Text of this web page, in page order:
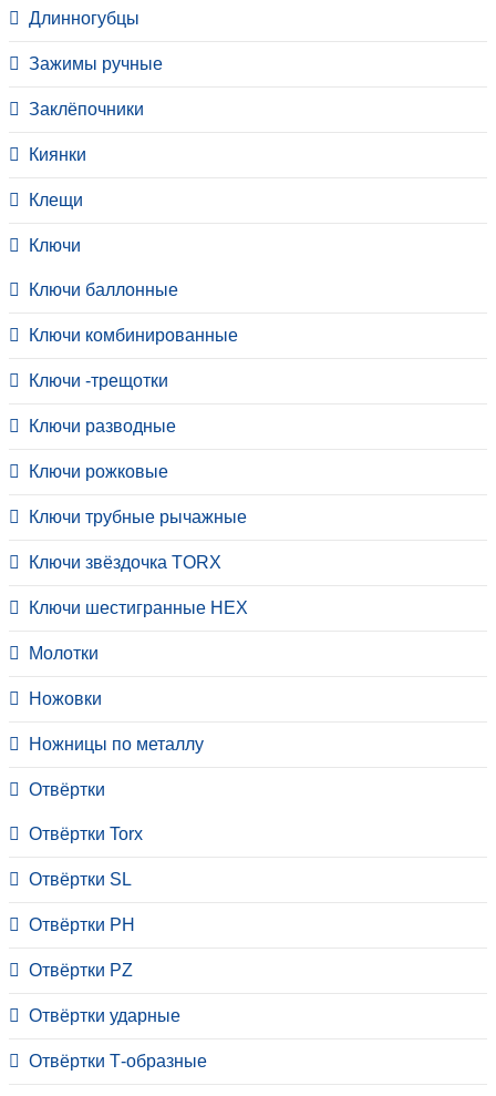
Длинногубцы
Зажимы ручные
Заклёпочники
Киянки
Клещи
Ключи
Ключи баллонные
Ключи комбинированные
Ключи -трещотки
Ключи разводные
Ключи рожковые
Ключи трубные рычажные
Ключи звёздочка TORX
Ключи шестигранные HEX
Молотки
Ножовки
Ножницы по металлу
Отвёртки
Отвёртки Torx
Отвёртки SL
Отвёртки PH
Отвёртки PZ
Отвёртки ударные
Отвёртки Т-образные